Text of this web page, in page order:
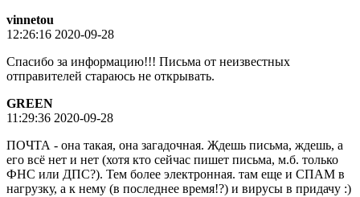
vinnetou
12:26:16 2020-09-28
Спасибо за информацию!!! Письма от неизвестных
отправителей стараюсь не открывать.
GREEN
11:29:36 2020-09-28
ПОЧТА - она такая, она загадочная. Ждешь письма, ждешь, а
его всё нет и нет (хотя кто сейчас пишет письма, м.б. только
ФНС или ДПС?). Тем более электронная. там еще и СПАМ в
нагрузку, а к нему (в последнее время!?) и вирусы в придачу :)